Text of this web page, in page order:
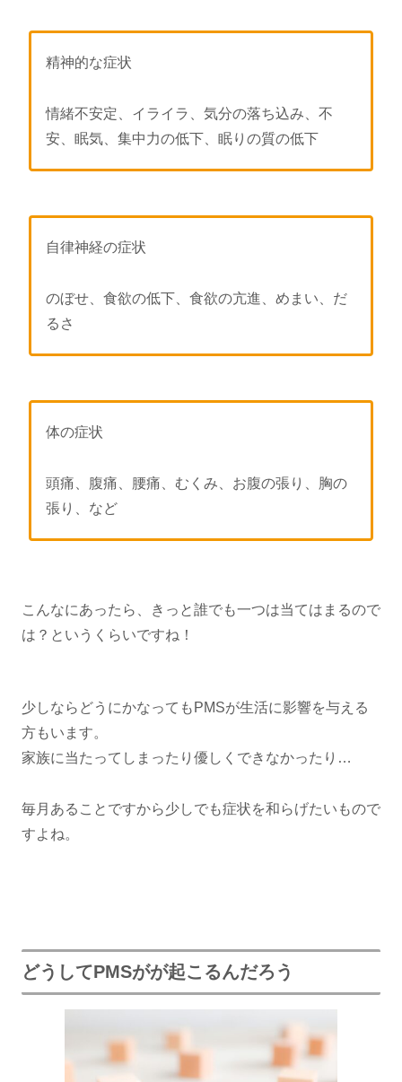
精神的な症状
情緒不安定、イライラ、気分の落ち込み、不
安、眠気、集中力の低下、眠りの質の低下
自律神経の症状
のぼせ、食欲の低下、食欲の亢進、めまい、だ
るさ
体の症状
頭痛、腹痛、腰痛、むくみ、お腹の張り、胸の
張り、など
こんなにあったら、きっと誰でも一つは当てはまるので
は？というくらいですね！
少しならどうにかなってもPMSが生活に影響を与える
方もいます。
家族に当たってしまったり優しくできなかったり…
毎月あることですから少しでも症状を和らげたいもので
すよね。
どうしてPMSがが起こるんだろう